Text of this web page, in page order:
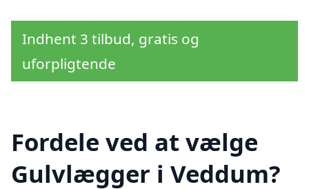
Indhent 3 tilbud, gratis og
uforpligtende
Fordele ved at vælge
Gulvlægger i Veddum?